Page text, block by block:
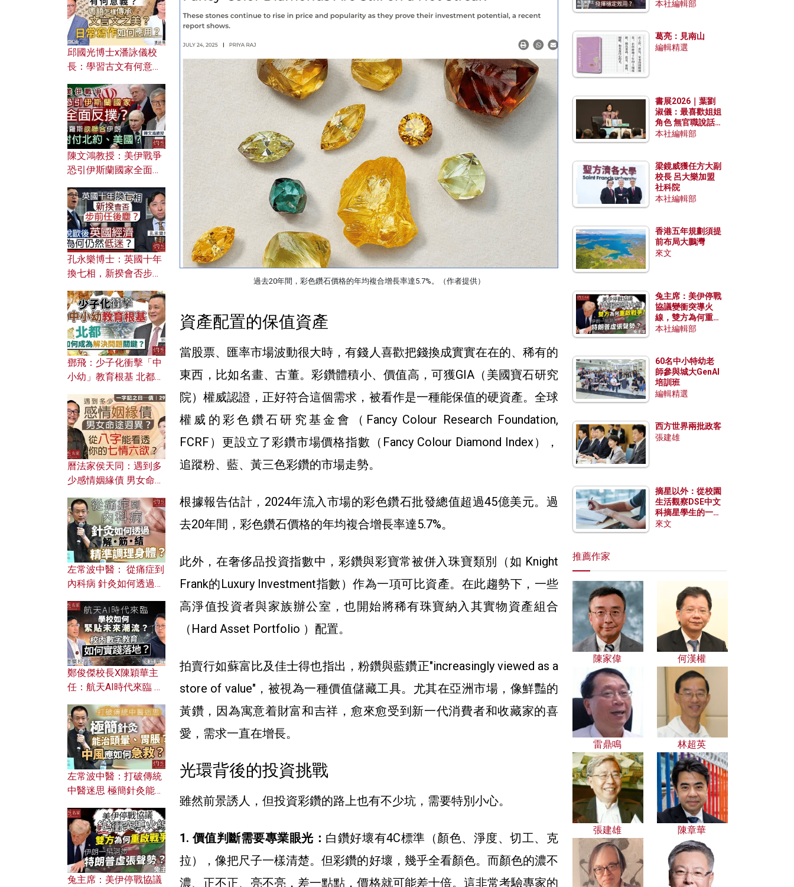
過去20年間，彩色鑽石價格的年均複合增長率達5.7%。（作者提供）
資產配置的保值資產
當股票、匯率市場波動很大時，有錢人喜歡把錢換成實實在在的、稀有的
東西，比如名畫、古董。彩鑽體積小、價值高，可獲GIA（ 美國寶石研究
院）權威認證，正好符合這個需求，被看作是一種能保值的硬資產。全球
權威的彩色鑽石研究基金會（Fancy Colour Research Foundation,
FCRF）更設立了彩鑽市場價格指數（Fancy Colour Diamond Index），
追蹤粉、藍、黃三色彩鑽的市場走勢。
根據報告估計，2024年流入市場的彩色鑽石批發總值超過45億美元。過
去20年間，彩色鑽石價格的年均複合增長率達5.7%。
此外，在奢侈品投資指數中，彩鑽與彩寶常被併入珠寶類別（如 Knight
Frank的Luxury Investment指數）作為一項可比資產。在此趨勢下，一些
高淨值投資者與家族辦公室，也開始將稀有珠寶納入其實物資產組合
（Hard Asset Portfolio ）配置。
拍賣行如蘇富比及佳士得也指出，粉鑽與藍鑽正"increasingly viewed as a
store of value"，被視為一種價值儲藏工具。尤其在亞洲市場，像鮮豔的
黃鑽，因為寓意着財富和吉祥，愈來愈受到新一代消費者和收藏家的喜
愛，需求一直在增長。
光環背後的投資挑戰
雖然前景誘人，但投資彩鑽的路上也有不少坑，需要特別小心。
1. 價值判斷需要專業眼光： 白鑽好壞有4C標準（顏色、淨度、切工、克
拉），像把尺子一樣清楚。但彩鑽的好壞，幾乎全看顏色。而顏色的濃不
濃、正不正、亮不亮，差一點點，價格就可能差十倍。這非常考驗專家的
何盤算？
邱國光博士x潘詠儀校
長：學習古文有何意
文之美？ 日常寫作如何
應用？
陳文鴻教授：美伊戰爭
恐引伊斯蘭國家全面反
對付北約美國？
孔永樂博士：英國十年
換七相，新揆會否步前
濟為何仍然低迷？
鄧飛：少子化衝擊「中
小幼」教育根基 北都如
曆法家侯天同：遇到多
少感情姻緣債 男女命途
的七情六欲？
左常波中醫： 從痛症到
內科病 針灸如何透過解
鄭俊傑校長X陳穎華主
任：航天AI時代來臨 學
校內數字教育如何實踐
落地？
左常波中醫：打破傳統
中醫迷思 極簡針灸能治
何急救？
兔主席：美伊停戰協議
有何異同？中國崛
本社編輯部
葛亮：見南山
編輯精選
書展2026｜葉劉
淑儀：最喜歡姐姐
角色 無官職說話
包袱少
本社編輯部
梁鏡威獲任方大副
校長 呂大樂加盟
社科院
本社編輯部
香港五年規劃須提
前布局大鵬灣
來文
兔主席：美伊停戰
協議變衝突導火
線，雙方為何重啟
戰爭？伊朗一早洞
本社編輯部
60名中小特幼老
師參與城大GenAI
培訓班
編輯精選
西方世界兩批政客
張建雄
摘星以外：從校園
生活觀察DSE中文
科摘星學生的一點
特質
來文
推薦作家
陳家偉 何漢權
雷鼎鳴 林超英
張建雄 陳章華